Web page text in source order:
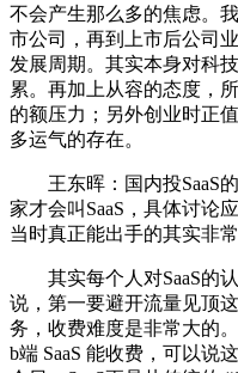
不会产生那么多的焦虑。
市公司，再到上市后公司
发展周期。其实本身对科
累。再加上从容的态度，
的额压力；另外创业时正
多运气的存在。
王东晖：国内投SaaS的
家才会叫SaaS，具体讨论
当时真正能出手的其实非
其实每个人对SaaS的认
说，第一要避开流量见顶
务，收费难度是非常大的
b端 SaaS 能收费，可以说